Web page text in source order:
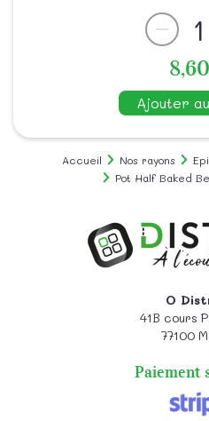
1
Ajouter
Accueil Nos rayons
Pot Half Baked
O
41B cours
77100
Paiement